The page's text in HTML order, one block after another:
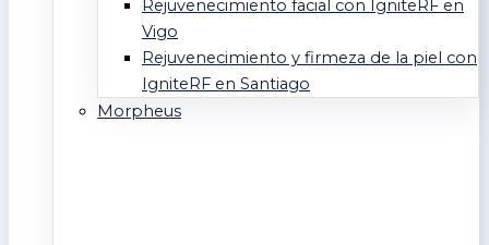
Rejuvenecimiento facial con IgniteRF en
Vigo
Rejuvenecimiento y firmeza de la piel con
IgniteRF en Santiago
Morpheus